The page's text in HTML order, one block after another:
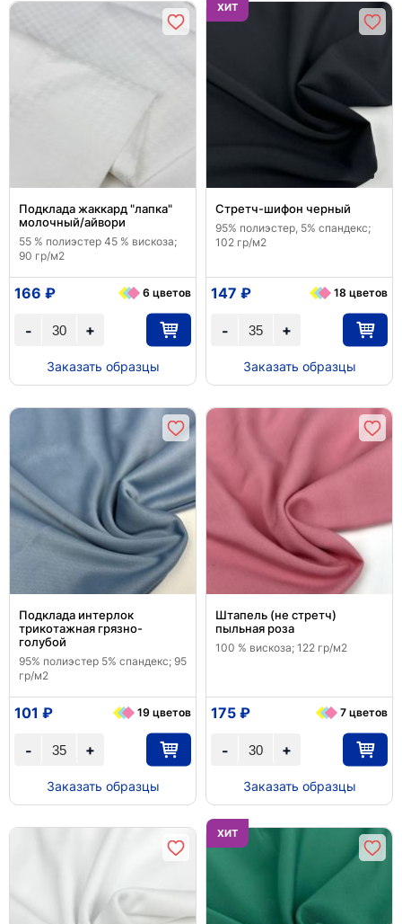
Подклада жаккард "лапка"
молочный/айвори
55 % полиэстер 45 % вискоза;
90 гр/м2
+
-
166 ₽ 6 цветов
Заказать образцы
ХИТ
Стретч-шифон черный
95% полиэстер, 5% спандекс;
102 гр/м2
+
-
147 ₽ 18 цветов
Заказать образцы
Подклада интерлок
трикотажная грязно-
голубой
95% полиэстер 5% спандекс; 95
гр/м2
+
-
101 ₽ 19 цветов
Заказать образцы
Штапель (не стретч)
пыльная роза
100 % вискоза; 122 гр/м2
+
-
175 ₽ 7 цветов
Заказать образцы
ХИТ